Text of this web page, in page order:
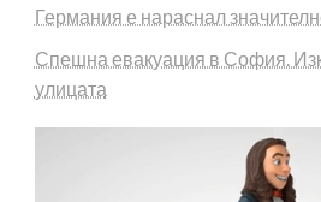
Германия е нараснал
Спешна евакуация в София.
улицата